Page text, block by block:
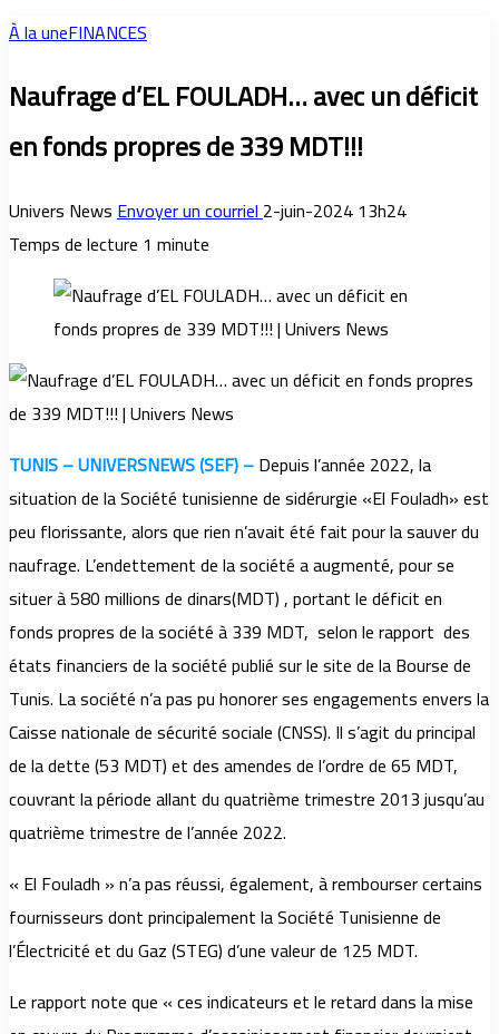
À la uneFINANCES
Naufrage d’EL FOULADH… avec un déficit
en fonds propres de 339 MDT!!!
Univers NewsEnvoyer un courriel2-juin-2024 13h24
Temps de lecture 1 minute
TUNIS – UNIVERSNEWS (SEF) –Depuis l’année 2022, la
situation de la Société tunisienne de sidérurgie «El Fouladh» est
peu florissante, alors que rien n’avait été fait pour la sauver du
naufrage. L’endettement de la société a augmenté, pour se
situer à 580 millions de dinars(MDT) , portant le déficit en
fonds propres de la société à 339 MDT, selon le rapport des
états financiers de la société publié sur le site de la Bourse de
Tunis. La société n’a pas pu honorer ses engagements envers la
Caisse nationale de sécurité sociale (CNSS). Il s’agit du principal
de la dette (53 MDT) et des amendes de l’ordre de 65 MDT,
couvrant la période allant du quatrième trimestre 2013 jusqu’au
quatrième trimestre de l’année 2022.
« El Fouladh » n’a pas réussi, également, à rembourser certains
fournisseurs dont principalement la Société Tunisienne de
l’Électricité et du Gaz (STEG) d’une valeur de 125 MDT.
Le rapport note que « ces indicateurs et le retard dans la mise